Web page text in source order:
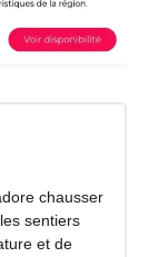
chausser
sentiers
et de